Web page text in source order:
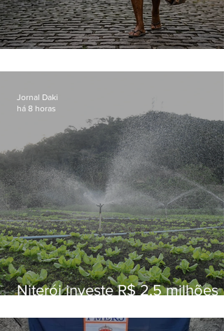
Niterói investe R$ 2,5 milhões
familiar para merenda escolar
Jornal Daki
há 8 horas